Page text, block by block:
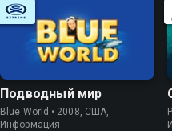
Подводный мир
Blue World • 2008, США,
Информация